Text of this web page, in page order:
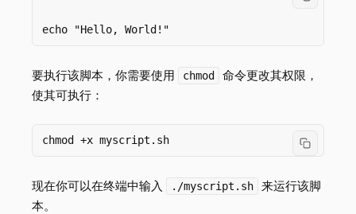
要执行该脚本，你需要使用 chmod
命令更改其权限，
使其可执行：
现在你可以在终端中输入 ./myscript.sh
来运行该脚
本。